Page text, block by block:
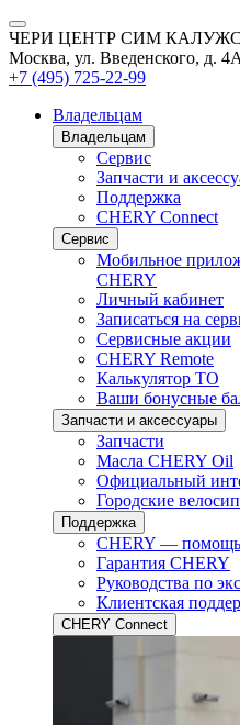
ЧЕРИ ЦЕНТР СИМ
Москва, ул. Введенского, д.
+7 (495) 725-22-99
Владельцам
Владельцам
Сервис
Запчасти и
Поддержка
CHERY Connect
Сервис
Мобильное
CHERY
Личный кабинет
Записаться на
Сервисные акции
CHERY Remote
Калькулятор ТО
Ваши бонусные
Запчасти и аксессуары
Запчасти
Масла CHERY Oil
Официальный
Городские
Поддержка
CHERY — помощь
Гарантия CHERY
Руководства по
Клиентская
CHERY Connect